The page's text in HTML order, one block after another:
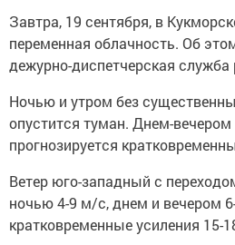
Завтра, 19 сентября, в
переменная облачность. Об
дежурно-диспетчерская служба
Ночью и утром без
опустится туман. Днем-
прогнозируется
Ветер юго-западный с
ночью 4-9 м/с, днем и вечером
кратковременные усиления 15-